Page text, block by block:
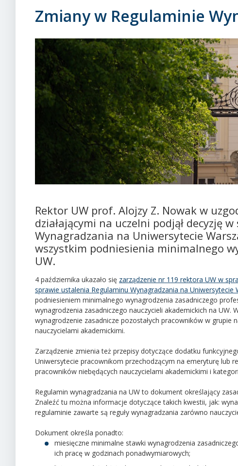
Zmiany w Regulaminie
Rektor UW prof. Alojzy Z. Nowak w
działającymi na uczelni podjął decyzję
Wynagradzania na Uniwersytecie
wszystkim podniesienia minimalnego
UW.
4 października ukazało się zarządzenie nr 119 rektora UW w
sprawie ustalenia Regulaminu Wynagradzania na Uniwersytecie
podniesieniem minimalnego wynagrodzenia zasadniczego
wynagrodzenia zasadniczego nauczycieli akademickich na
wynagrodzenie zasadnicze pozostałych pracowników w
nauczycielami akademickimi.
Zarządzenie zmienia też przepisy dotyczące dodatku
Uniwersytecie pracownikom przechodzącym na emeryturę lub
pracowników niebędących nauczycielami akademickimi i
Regulamin wynagradzania na UW to dokument określający
Znaleźć tu można informacje dotyczące takich kwestii, jak:
regulaminie zawarte są reguły wynagradzania zarówno
Dokument określa ponadto:
miesięczne minimalne stawki wynagrodzenia
ich pracę w godzinach ponadwymiarowych;